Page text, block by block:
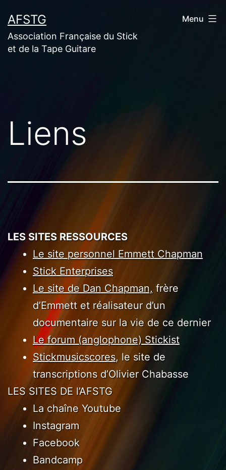
au
contenu
AFSTG
Association Française du Stick
et de la Tape Guitare
Menu
Liens
LES SITES RESSOURCES
Le site personnel Emmett Chapman
Stick Enterprises
Le site de Dan Chapman, frère
d’Emmett et réalisateur d’un
documentaire sur la vie de ce dernier
Le forum (anglophone) Stickist
Stickmusicscores, le site de
transcriptions d’Olivier Chabasse
LES SITES DE l’AFSTG
La chaîne Youtube
Instagram
Facebook
Bandcamp